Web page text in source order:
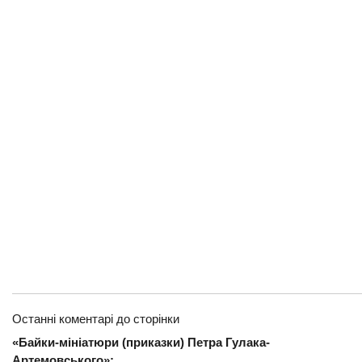
Останні коментарі до сторінки
«Байки-мініатюри (приказки) Петра Гулака-